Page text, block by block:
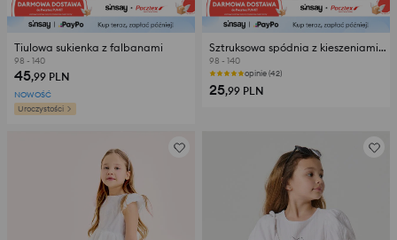
Tiulowa sukienka z falbanami
98 - 140
45,99 PLN
NOWOŚĆ
Uroczystości
Sztruksowa spódnia z kieszeniami w serca
98 - 140
opinie (42)
25,99 PLN